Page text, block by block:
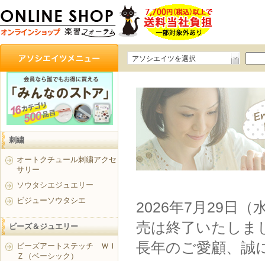
アソシエイツを選択
2026年7月29日（
売は終了いたしま
長年のご愛顧、誠
刺繍
オートクチュール刺繍アクセ
サリー
ソウタシエジュエリー
ビジューソウタシエ
ビーズ＆ジュエリー
ビーズアートステッチ ＷＩ
Ｚ（ベーシック）